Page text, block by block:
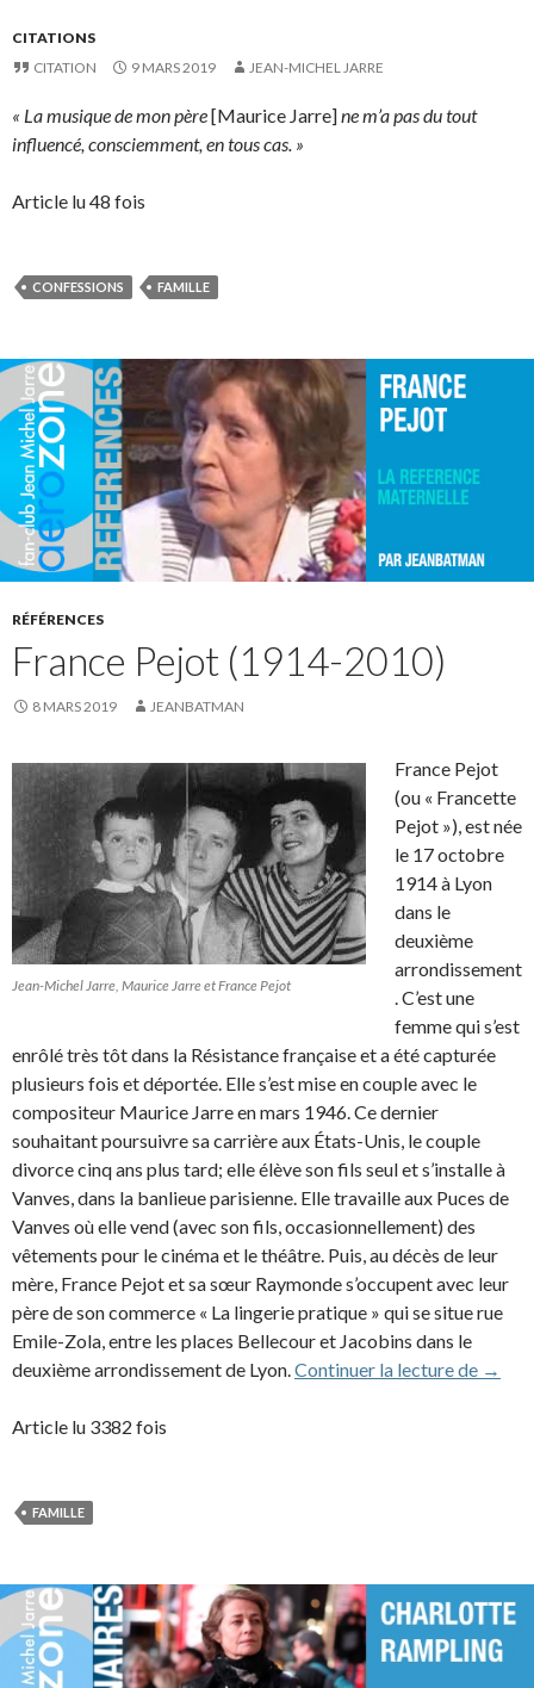
CITATIONS
CITATION
9 MARS 2019 JEAN-MICHEL JARRE
« La musique de mon père[Maurice Jarre]ne m’a pas du tout
influencé, consciemment, en tous cas. »
Article lu 48 fois
CONFESSIONS FAMILLE
RÉFÉRENCES
France Pejot (1914-2010)
8 MARS 2019 JEANBATMAN
Jean-Michel Jarre, Maurice Jarre et France Pejot
France Pejot
(ou « Francette
Pejot »), est née
le 17 octobre
1914à Lyon
dans le
deuxième
arrondissement
. C’est une
femme qui s’est
enrôlé très tôt dans la Résistance française et a été capturée
plusieurs fois et déportée. Elle s’est mise en couple avec le
compositeur Maurice Jarre en mars 1946. Ce dernier
souhaitant poursuivre sa carrière aux États-Unis, le couple
divorce cinq ans plus tard; elle élève son fils seul et s’installe à
Vanves, dans la banlieue parisienne. Elle travaille aux Puces de
Vanves où elle vend (avec son fils, occasionnellement) des
vêtements pour le cinéma et le théâtre. Puis, au décès de leur
mère, France Pejot et sa sœur Raymonde s’occupent avec leur
père de son commerce « La lingerie pratique » qui se situe rue
Emile-Zola, entre les places Bellecour et Jacobins dans le
deuxième arrondissement de Lyon.Continuer la lecture de →
Article lu 3382 fois
FAMILLE